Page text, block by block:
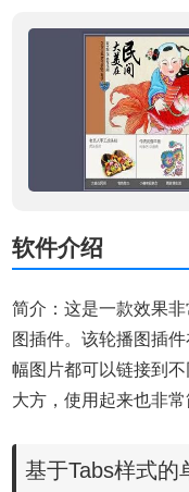
软件介绍
简介：这是一款效果
图插件。该轮播图插
幅图片都可以链接到
大方，使用起来也非常
基于Tabs样式的